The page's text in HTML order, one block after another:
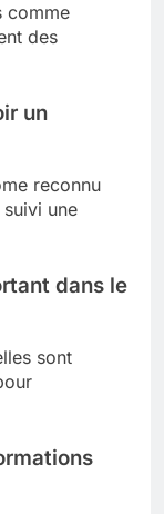
comme
des
un
reconnu
une
dans le
sont